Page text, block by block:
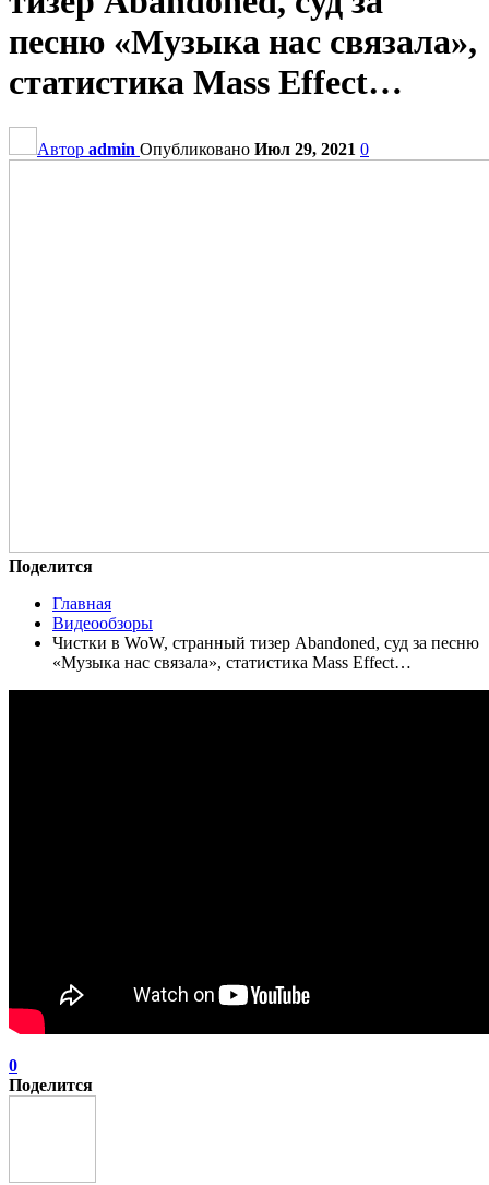
песню «Музыка нас связала»,
статистика Mass Effect…
Автор admin Опубликовано Июл 29, 2021 0
Поделится
Главная
Видеообзоры
Чистки в WoW, странный тизер Abandoned, суд за песню
«Музыка нас связала», статистика Mass Effect…
0
Поделится